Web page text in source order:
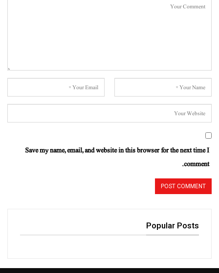
Save my name, email, and website in this browser for the next time I
comment.
Popular Posts